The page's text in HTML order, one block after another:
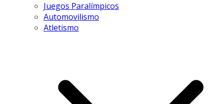
Juegos Paralímpicos
Automovilismo
Atletismo